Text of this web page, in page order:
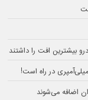
اضافه می‌شوند